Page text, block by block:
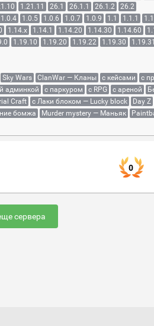
1.21.11 26.1 26.1.1 26.1.2 26.2
1.0.4 1.0.5 1.0.6 1.0.7 1.0.9 1.1 1.1.1
1.14.x 1.14.1 1.14.20 1.14.30 1.14.60
1.19.10 1.19.20 1.19.22 1.19.30 1.19.31
Sky Wars ClanWar — Кланы с кейсами с
админкой с паркуром с RPG с ареной
Craft с Лаки блоком — Lucky block Day Z
бомжа Murder mystery — Маньяк
0
сервера